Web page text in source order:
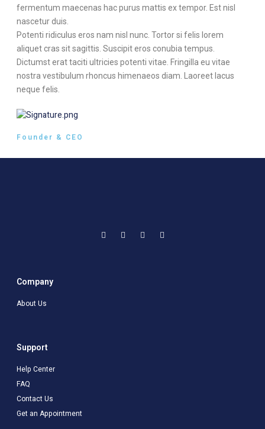
fermentum maecenas hac purus mattis ex tempor. Est nisl
nascetur duis.
Potenti ridiculus eros nam nisl nunc. Tortor si felis lorem
aliquet cras sit sagittis. Suscipit eros conubia tempus.
Dictumst erat taciti ultricies potenti vitae. Fringilla eu vitae
nostra vestibulum rhoncus himenaeos diam. Laoreet lacus
neque felis.
Founder & CEO
Company
About Us
Support
Help Center
FAQ
Contact Us
Get an Appointment